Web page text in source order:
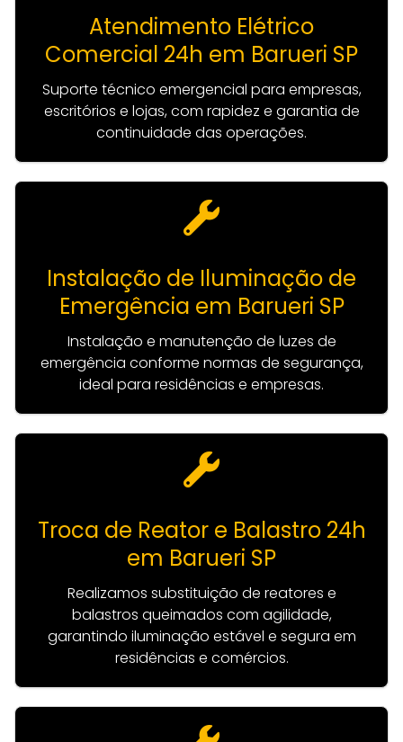
Atendimento Elétrico
Comercial 24h em Barueri SP
Suporte técnico emergencial para empresas,
escritórios e lojas, com rapidez e garantia de
continuidade das operações.
Instalação de Iluminação de
Emergência em Barueri SP
Instalação e manutenção de luzes de
emergência conforme normas de segurança,
ideal para residências e empresas.
Troca de Reator e Balastro 24h
em Barueri SP
Realizamos substituição de reatores e
balastros queimados com agilidade,
garantindo iluminação estável e segura em
residências e comércios.